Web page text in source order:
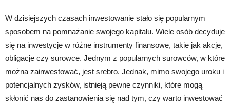
W dzisiejszych czasach inwestowanie stało się popularnym
sposobem na pomnażanie swojego kapitału. Wiele osób decyduje
się na inwestycje w różne instrumenty finansowe, takie jak akcje,
obligacje czy surowce. Jednym z popularnych surowców, w które
można zainwestować, jest srebro. Jednak, mimo swojego uroku i
potencjalnych zysków, istnieją pewne czynniki, które mogą
skłonić nas do zastanowienia się nad tym, czy warto inwestować